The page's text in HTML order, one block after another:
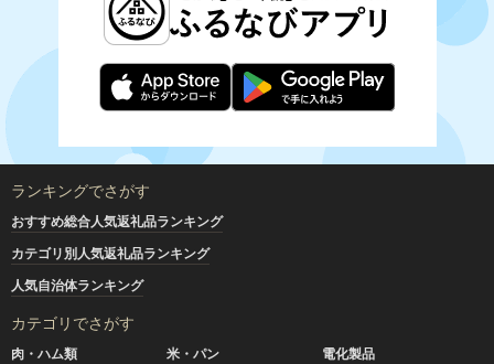
ランキングでさがす
おすすめ総合人気返礼品ランキング
カテゴリ別人気返礼品ランキング
人気自治体ランキング
カテゴリでさがす
肉・ハム類 米・パン
電化製品